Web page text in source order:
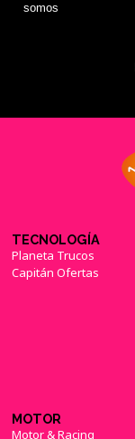
somos
TECNOLOGÍA
Planeta Trucos
Capitán Ofertas
MOTOR
Motor & Racing